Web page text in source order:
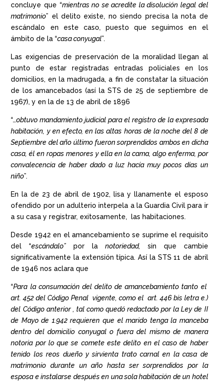
concluye que “mientras no se acredite la disolución legal del
matrimonio” el delito existe, no siendo precisa la nota de
escándalo en este caso, puesto que seguimos en el
ámbito de la “casa conyugal”.
Las exigencias de preservación de la moralidad llegan al
punto de estar registradas entradas policiales en los
domicilios, en la madrugada, a fin de constatar la situación
de los amancebados (así la STS de 25 de septiembre de
1967), y en la de 13 de abril de 1896
“…obtuvo mandamiento judicial para el registro de la expresada
habitación, y en efecto, en las altas horas de la noche del 8 de
Septiembre del año último fueron sorprendidos ambos en dicha
casa, él en ropas menores y ella en la cama, algo enferma, por
convalecencia de haber dado a luz hacía muy pocos días un
niño”.
En la de 23 de abril de 1902, lisa y llanamente el esposo
ofendido por un adulterio interpela a la Guardia Civil para ir
a su casa y registrar, exitosamente, las habitaciones.
Desde 1942 en el amancebamiento se suprime el requisito
del “escándalo” por la notoriedad,
sin que cambie
significativamente la extensión típica. Así la STS 11 de abril
de 1946 nos aclara que
“Para la consumación del delito de amancebamiento tanto el
art. 452 del Código Penal vigente, como el art. 446 bis letra e.)
del Código anterior , tal como quedó redactado por la Ley de II
de Mayo de 1.942 requieren que el marido tenga la manceba
dentro del domicilio conyugal o fuera del mismo de manera
notoria por lo que se comete este delito en el caso de haber
tenido los reos dueño y sirvienta trato carnal en la casa de
matrimonio durante un año hasta ser sorprendidos por la
esposa e instalarse después en una sola habitación de un hotel